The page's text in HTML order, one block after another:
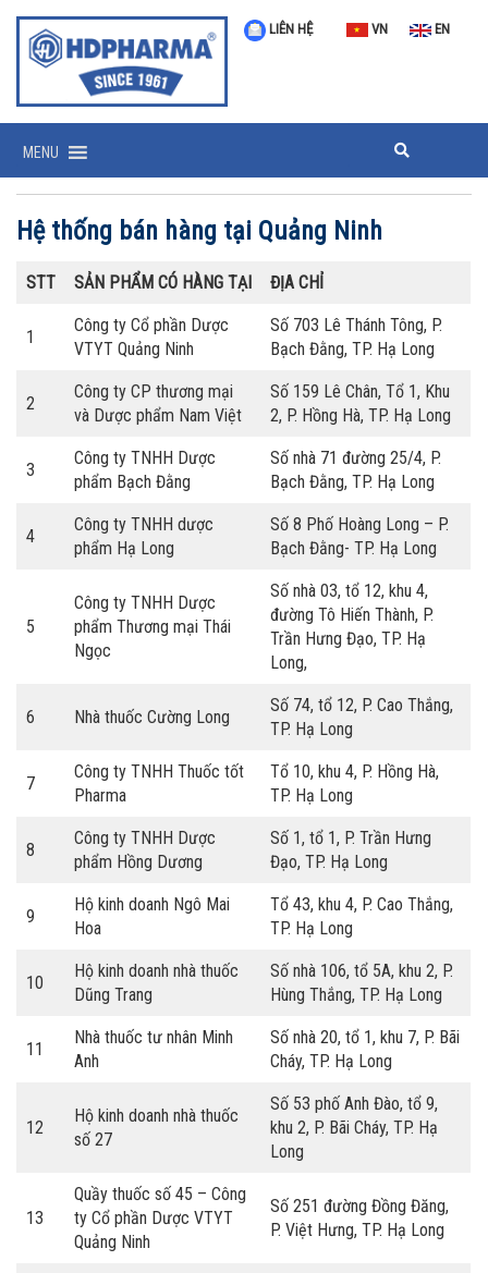
LIÊN HỆ VN EN
MENU
Hệ thống bán hàng tại Quảng Ninh
STT SẢN PHẨM CÓ HÀNG TẠI ĐỊA CHỈ
1
Công ty Cổ phần Dược
VTYT Quảng Ninh
Số 703 Lê Thánh Tông, P.
Bạch Đằng, TP. Hạ Long
2
Công ty CP thương mại
và Dược phẩm Nam Việt
Số 159 Lê Chân, Tổ 1, Khu
2, P. Hồng Hà, TP. Hạ Long
3
Công ty TNHH Dược
phẩm Bạch Đằng
Số nhà 71 đường 25/4, P.
Bạch Đằng, TP. Hạ Long
4
Công ty TNHH dược
phẩm Hạ Long
Số 8 Phố Hoàng Long – P.
Bạch Đằng- TP. Hạ Long
5
Công ty TNHH Dược
phẩm Thương mại Thái
Ngọc
Số nhà 03, tổ 12, khu 4,
đường Tô Hiến Thành, P.
Trần Hưng Đạo, TP. Hạ
Long,
6 Nhà thuốc Cường Long
Số 74, tổ 12, P. Cao Thắng,
TP. Hạ Long
7
Công ty TNHH Thuốc tốt
Pharma
Tổ 10, khu 4, P. Hồng Hà,
TP. Hạ Long
8
Công ty TNHH Dược
phẩm Hồng Dương
Số 1, tổ 1, P. Trần Hưng
Đạo, TP. Hạ Long
9
Hộ kinh doanh Ngô Mai
Hoa
Tổ 43, khu 4, P. Cao Thắng,
TP. Hạ Long
10
Hộ kinh doanh nhà thuốc
Dũng Trang
Số nhà 106, tổ 5A, khu 2, P.
Hùng Thắng, TP. Hạ Long
11
Nhà thuốc tư nhân Minh
Anh
Số nhà 20, tổ 1, khu 7, P. Bãi
Cháy, TP. Hạ Long
12
Hộ kinh doanh nhà thuốc
số 27
Số 53 phố Anh Đào, tổ 9,
khu 2, P. Bãi Cháy, TP. Hạ
Long
13
Quầy thuốc số 45 – Công
ty Cổ phần Dược VTYT
Quảng Ninh
Số 251 đường Đồng Đăng,
P. Việt Hưng, TP. Hạ Long